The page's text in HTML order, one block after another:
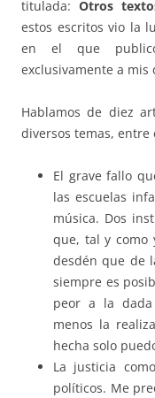
titulada: Otros
estos escritos vio la
en el que
exclusivamente a
Hablamos de diez
diversos temas, entre
El grave fallo
las escuelas
música. Dos
que, tal y como
desdén que de
siempre es
peor a la dada
menos la
hecha solo
La justicia
políticos. Me